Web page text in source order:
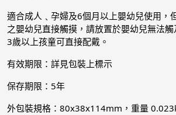
適合成人﹑孕婦及6個月以上嬰幼兒使用，
之嬰幼兒直接觸摸，請放置於嬰幼兒無法觸
3歲以上孩童可直接配戴。
有效期限：詳見包裝上標示
保存期限：5年
外包裝規格：80x38x114mm，重量